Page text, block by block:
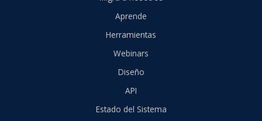
Aprende
Herramientas
Webinars
Diseño
API
Estado del Sistema